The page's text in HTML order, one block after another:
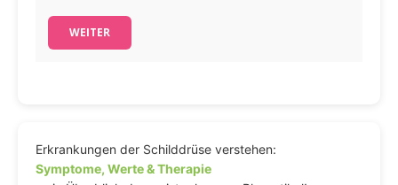
WEITER
Erkrankungen der Schilddrüse verstehen:
Symptome, Werte & Therapie